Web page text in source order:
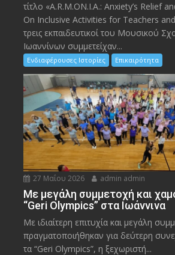
τίτλο «A.R.M.ON.I.A.: Anxiety’s Relief
On Inclusive Activities for Teachers
τρεις εκπαιδευτικοί του Μουσικού
Ιωαννίνων συμμετείχαν...
Ενδιαφέρουσες Ιστορίες Επικαιρότητα
27 Μαΐου 2026 admin admin
Με μεγάλη συμμετοχή και
“Geri Olympics” στα Ιωάννινα
Με ιδιαίτερη επιτυχία και μεγάλη
πραγματοποιήθηκαν για δεύτερη
τα “Geri Olympics”, η ξεχωριστή...